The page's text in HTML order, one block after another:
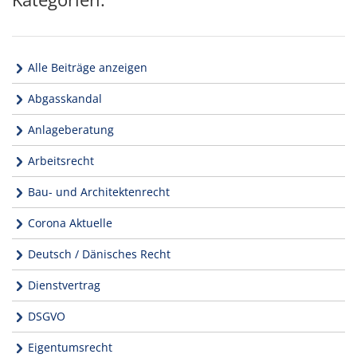
Alle Beiträge anzeigen
Abgasskandal
Anlageberatung
Arbeitsrecht
Bau- und Architektenrecht
Corona Aktuelle
Deutsch / Dänisches Recht
Dienstvertrag
DSGVO
Eigentumsrecht